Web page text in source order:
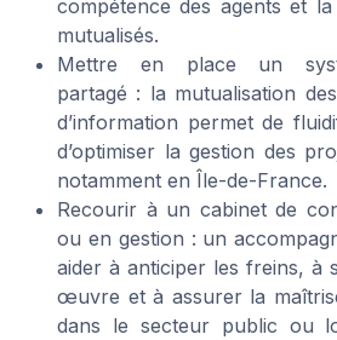
compétence des agents et
mutualisés.
Mettre en place un
partagé : la mutualisation
d’information permet de
d’optimiser la gestion des
notamment en Île-de-France.
Recourir à un cabinet de
ou en gestion : un
aider à anticiper les freins, à
œuvre et à assurer la
dans le secteur public ou